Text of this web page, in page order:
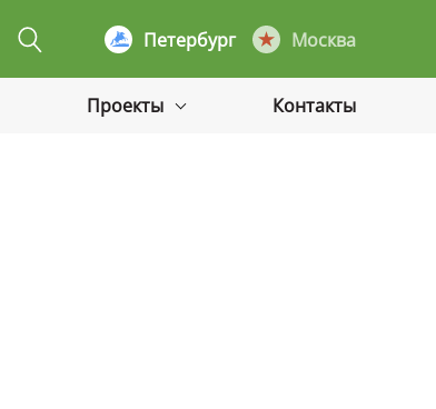
Петербург Москва
Проекты
Контакты